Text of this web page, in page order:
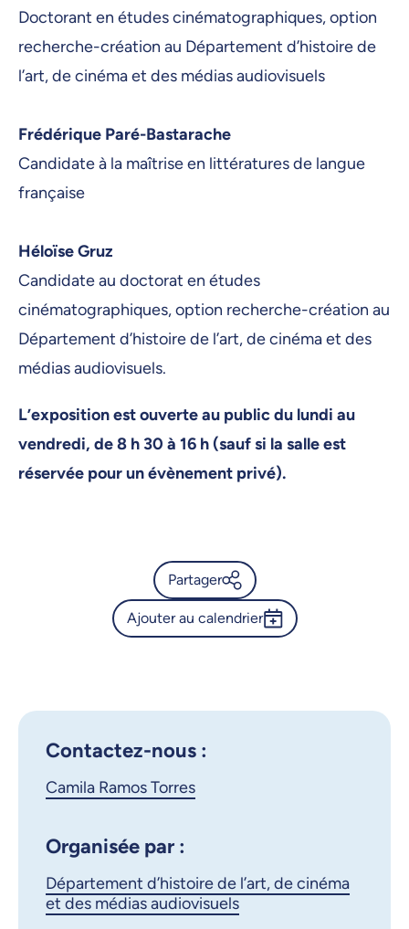
Doctorant en études cinématographiques, option
recherche-création au Département d’histoire de
l’art, de cinéma et des médias audiovisuels
Frédérique Paré-Bastarache
Candidate à la maîtrise en littératures de langue
française
Héloïse Gruz
Candidate au doctorat en études
cinématographiques, option recherche-création au
Département d’histoire de l’art, de cinéma et des
médias audiovisuels.
L’exposition est ouverte au public du lundi au
vendredi, de 8 h 30 à 16 h (sauf si la salle est
réservée pour un évènement privé).
Partager
Calendrier de l’Université de
LinkedIn
Ajouter au calendrier
Contactez-nous :
Camila Ramos Torres
Organisée par :
Département d’histoire de l’art, de cinéma
et des médias audiovisuels